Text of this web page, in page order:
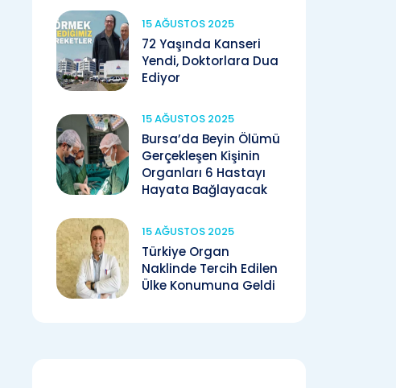
15 AĞUSTOS 2025
72 Yaşında Kanseri
Yendi, Doktorlara Dua
Ediyor
15 AĞUSTOS 2025
Bursa’da Beyin Ölümü
Gerçekleşen Kişinin
Organları 6 Hastayı
Hayata Bağlayacak
15 AĞUSTOS 2025
Türkiye Organ
Naklinde Tercih Edilen
Ülke Konumuna Geldi